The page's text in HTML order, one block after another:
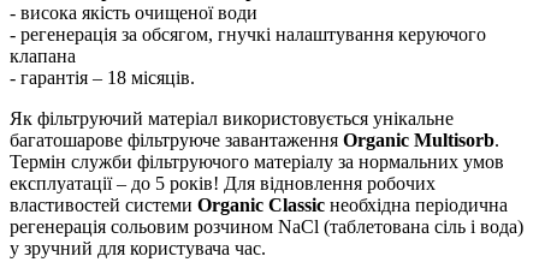
- висока якість очищеної води
- регенерація за обсягом, гнучкі налаштування керуючого
клапана
- гарантія – 18 місяців.
Як фільтруючий матеріал використовується унікальне
багатошарове фільтруюче завантаження Organic Multisorb.
Термін служби фільтруючого матеріалу за нормальних умов
експлуатації – до 5 років! Для відновлення робочих
властивостей системи Organic Classic необхідна періодична
регенерація сольовим розчином NaCl (таблетована сіль і вода)
у зручний для користувача час.